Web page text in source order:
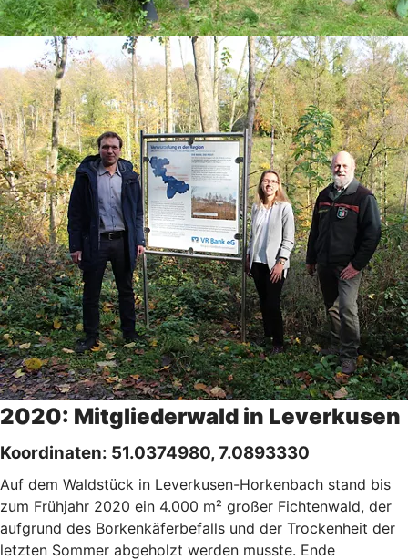
2020: Mitgliederwald in Leverkusen
Koordinaten: 51.0374980, 7.0893330
Auf dem Waldstück in Leverkusen-Horkenbach stand bis
zum Frühjahr 2020 ein 4.000 m² großer Fichtenwald, der
aufgrund des Borkenkäferbefalls und der Trockenheit der
letzten Sommer abgeholzt werden musste. Ende